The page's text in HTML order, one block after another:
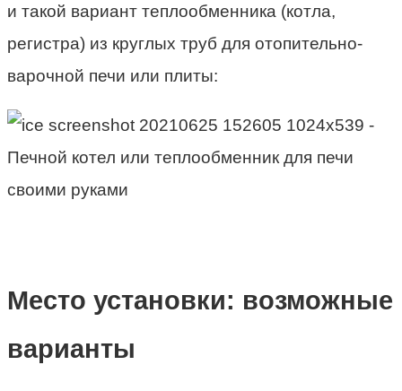
и такой вариант теплообменника (котла,
регистра) из круглых труб для отопительно-
варочной печи или плиты:
Место установки: возможные
варианты